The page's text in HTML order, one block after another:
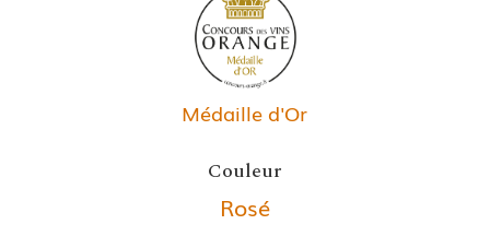
Médaille d'Or
Couleur
Rosé